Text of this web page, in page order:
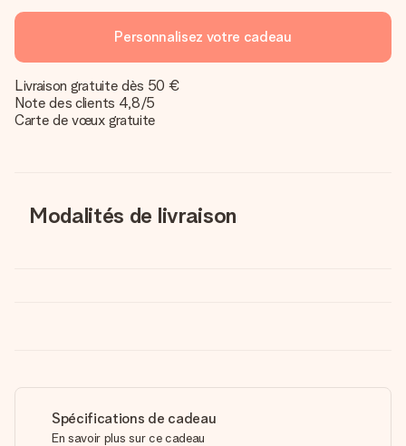
Personnalisez votre cadeau
Livraison gratuite dès 50 €
Note des clients 4,8/5
Carte de vœux gratuite
Modalités de livraison
Spécifications de cadeau
En savoir plus sur ce cadeau